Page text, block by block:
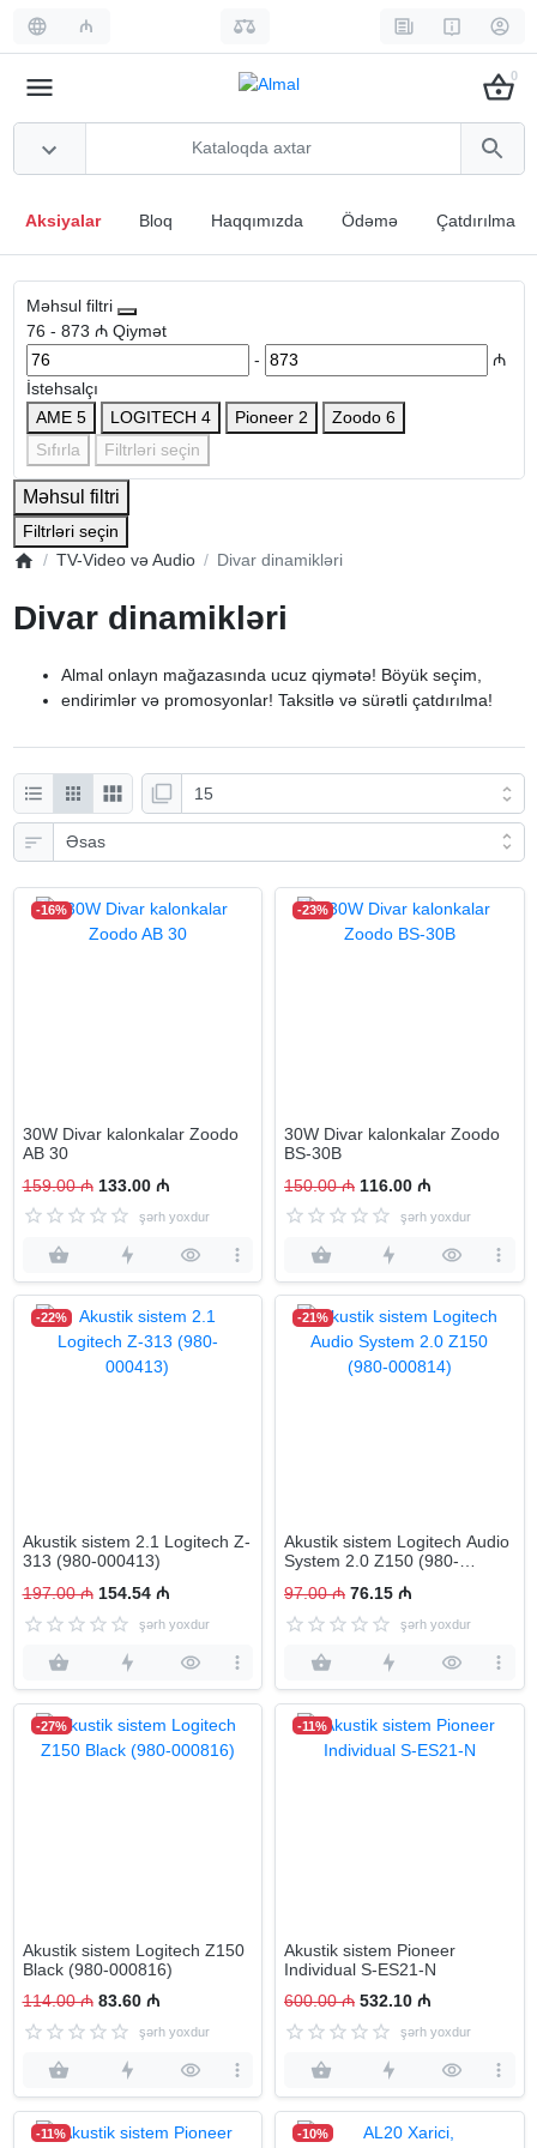
₼
0
Aksiyalar Bloq Haqqımızda Ödəmə Çatdırılma
Məhsul filtri
76 - 873 ₼ Qiymət
-
₼
İstehsalçı
AME 5 LOGITECH 4 Pioneer 2 Zoodo 6
Sıfırla
Filtrləri seçin
Məhsul filtri
Filtrləri seçin
TV-Video və Audio
Divar dinamikləri
Divar dinamikləri
Almal onlayn mağazasında ucuz qiymətə! Böyük seçim,
endirimlər və promosyonlar! Taksitlə və sürətli çatdırılma!
-16%
30W Divar kalonkalar Zoodo
AB 30
159.00 ₼ 133.00 ₼
şərh yoxdur
-23%
30W Divar kalonkalar Zoodo
BS-30B
150.00 ₼ 116.00 ₼
şərh yoxdur
-22%
Akustik sistem 2.1 Logitech Z-
313 (980-000413)
197.00 ₼ 154.54 ₼
şərh yoxdur
-21%
Akustik sistem Logitech Audio
System 2.0 Z150 (980-
97.00 ₼ 76.15 ₼
şərh yoxdur
-27%
Akustik sistem Logitech Z150
Black (980-000816)
114.00 ₼ 83.60 ₼
şərh yoxdur
-11%
Akustik sistem Pioneer
Individual S-ES21-N
600.00 ₼ 532.10 ₼
şərh yoxdur
-11% -10%